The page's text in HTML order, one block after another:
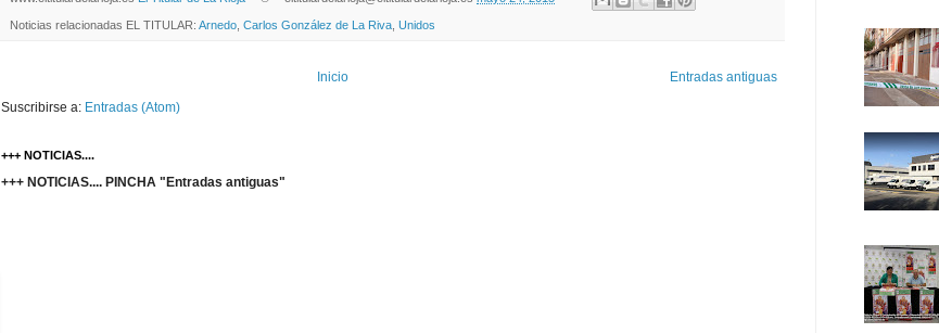
Noticias relacionadas EL TITULAR: Arnedo Carlos González de La Riva Unidos
Entradas antiguas
Inicio
Suscribirse a: Entradas (Atom)
+++ NOTICIAS....
+++ NOTICIAS.... PINCHA "Entradas antiguas"